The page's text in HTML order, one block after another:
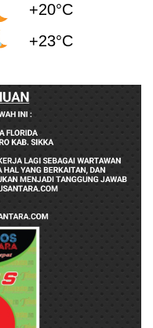
+20°C
+23°C